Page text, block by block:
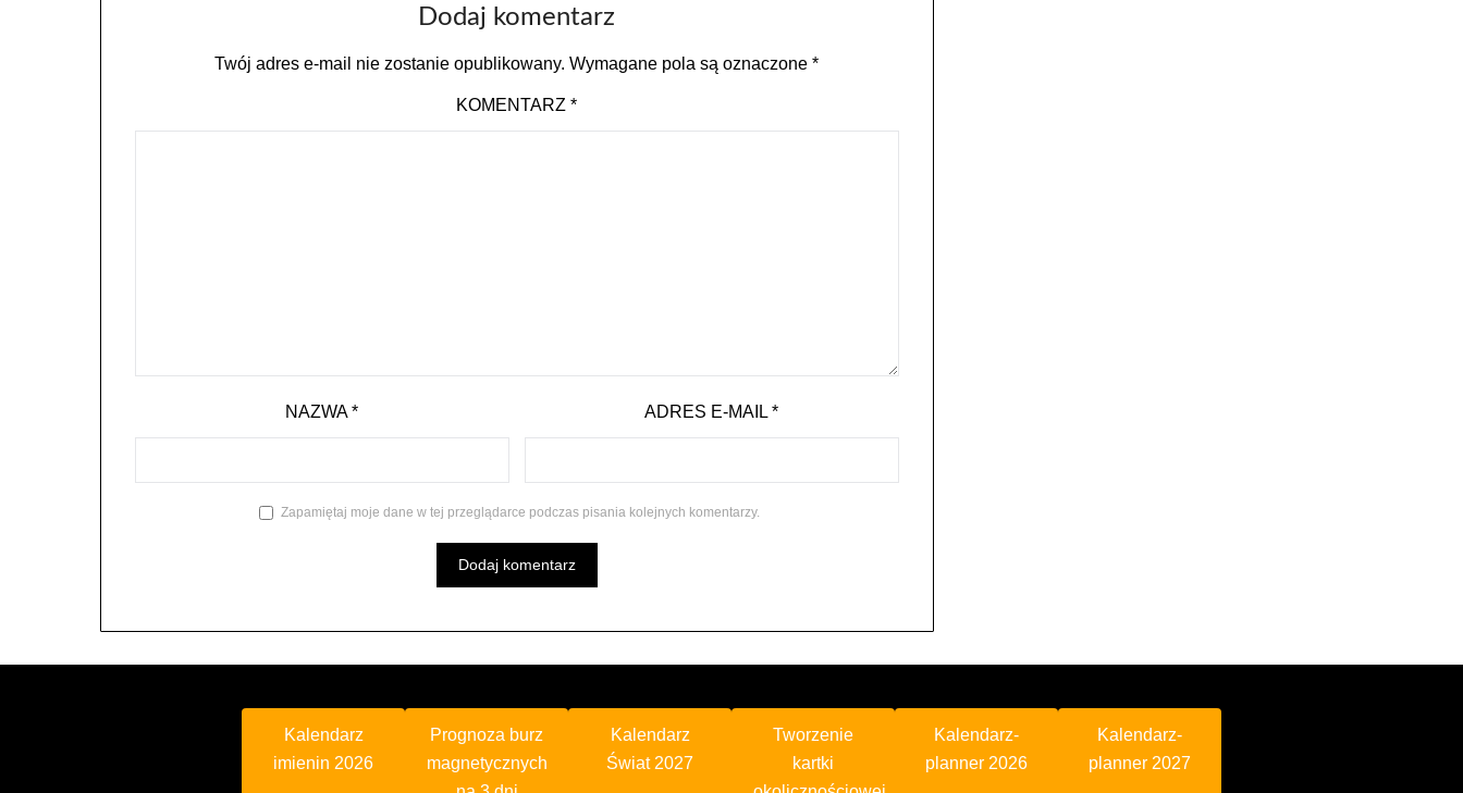
Dodaj komentarz
Twój adres e-mail nie zostanie opublikowany. Wymagane pola są oznaczone*
KOMENTARZ*
NAZWA* ADRES E-MAIL*
Zapamiętaj moje dane w tej przeglądarce podczas pisania kolejnych komentarzy.
Kalendarz
imienin 2026
Prognoza burz
magnetycznych
Kalendarz
Świat 2027
Tworzenie
kartki
Kalendarz-
planner 2026
Kalendarz-
planner 2027